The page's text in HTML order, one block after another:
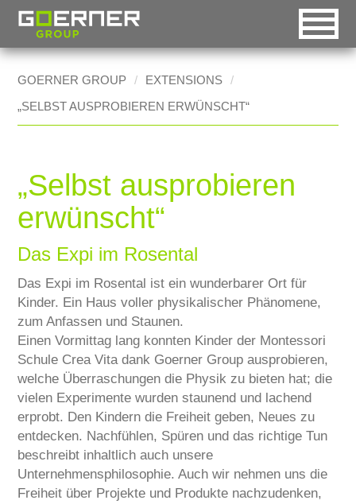
Homepage [0]
Content [2]
Automatic selection
Handheld version
Mobile version
Printable version
Goerner Group
Goerner Formpack
Goerner Bionics
DE EN RO
HOME
HISTORY
MARKETS
Technical Industry
Food industry
BOXES2GO
CSR
SERVICE
CAREERS
CONTACT
GOERNER GROUP
EXTENSIONS
„SELBST AUSPROBIEREN ERWÜNSCHT“
„Selbst ausprobieren
erwünscht“
Das Expi im Rosental
Das Expi im Rosental ist ein wunderbarer Ort für
Kinder. Ein Haus voller physikalischer Phänomene,
zum Anfassen und Staunen.
Einen Vormittag lang konnten Kinder der Montessori
Schule Crea Vita dank Goerner Group ausprobieren,
welche Überraschungen die Physik zu bieten hat; die
vielen Experimente wurden staunend und lachend
erprobt. Den Kindern die Freiheit geben, Neues zu
entdecken. Nachfühlen, Spüren und das richtige Tun
beschreibt inhaltlich auch unsere
Unternehmensphilosophie. Auch wir nehmen uns die
Freiheit über Projekte und Produkte nachzudenken,